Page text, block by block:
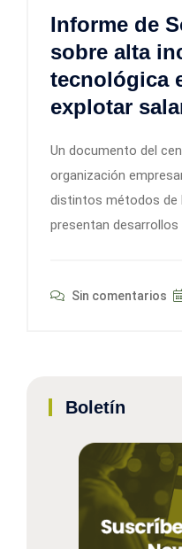
Informe de
sobre alta
tecnológica
explotar
Un documento del
organización
distintos métodos de
presentan
Sin comentarios
Boletín